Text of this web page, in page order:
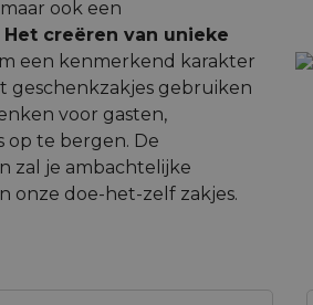
ook een
Het creëren van unieke
een kenmerkend karakter
geschenkzakjes gebruiken
voor gasten,
op te bergen. De
zal je ambachtelijke
onze doe-het-zelf zakjes.